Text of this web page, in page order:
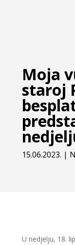
Moja
staroj
15.06.2023. |
U nedjelju, 18.